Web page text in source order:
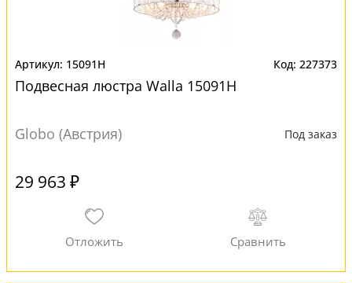
15091H 227373
Подвесная люстра Walla 15091H
Globo (Австрия) Под заказ
29 963 ₽